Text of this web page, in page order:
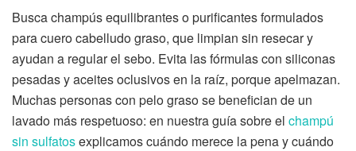
Busca champús equilibrantes o purificantes formulados
para cuero cabelludo graso, que limpian sin resecar y
ayudan a regular el sebo. Evita las fórmulas con siliconas
pesadas y aceites oclusivos en la raíz, porque apelmazan.
Muchas personas con pelo graso se benefician de un
lavado más respetuoso: en nuestra guía sobre el champú
sin sulfatosexplicamos cuándo merece la pena y cuándo